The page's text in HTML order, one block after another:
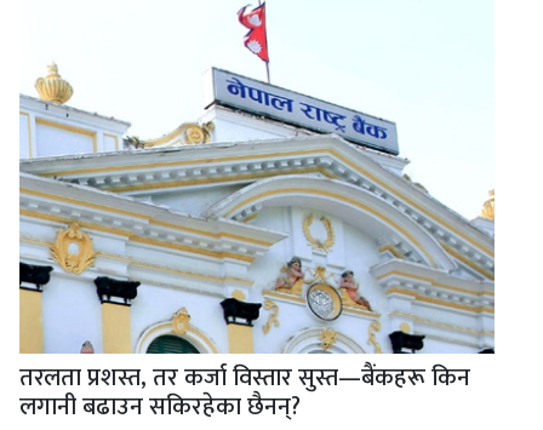
तरलता प्रशस्त, तर कर्जा विस्तार सुस्त—बैंकहरू किन
लगानी बढाउन सकिरहेका छैनन्?